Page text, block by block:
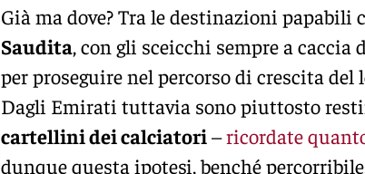
Già ma dove? Tra le destinazioni papabili
Saudita, con gli sceicchi sempre a
per proseguire nel percorso di crescita
Dagli Emirati tuttavia sono piuttosto
cartellini dei calciatori–ricordate
dunque questa ipotesi, benché